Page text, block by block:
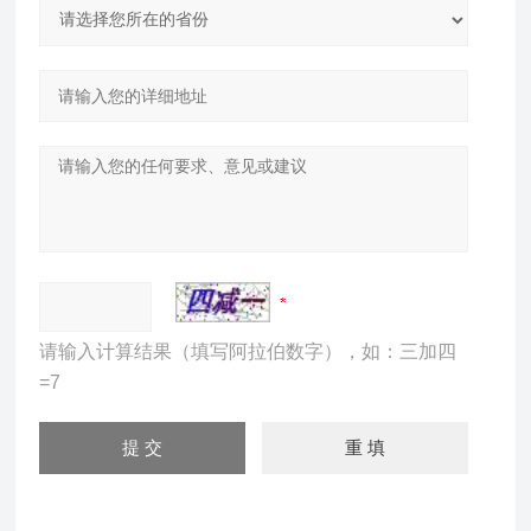
请输入计算结果（填写阿拉伯数字），如：三加四
=7